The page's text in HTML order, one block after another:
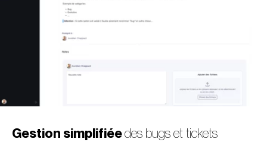
Gestion simplifiéedes bugs et tickets